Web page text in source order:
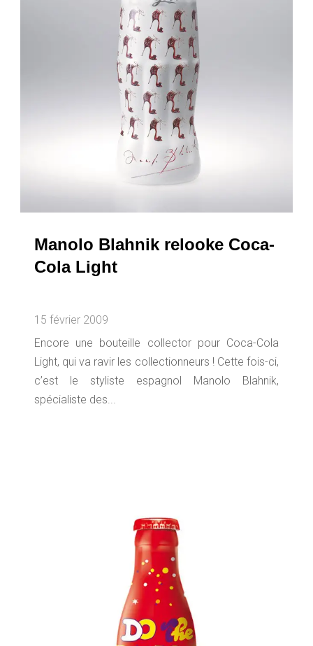
Manolo Blahnik relooke Coca-
Cola Light
15 février 2009
Encore une bouteille collector pour Coca-Cola
Light, qui va ravir les collectionneurs ! Cette fois-ci,
c’est le styliste espagnol Manolo Blahnik,
spécialiste des...